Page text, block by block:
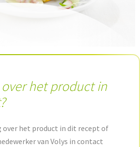
het product in
over het product in dit recept of
van Volys in contact